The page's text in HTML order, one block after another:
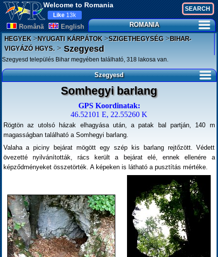
Welcome to Romania
Românã English
Like 13k
ROMANIA
HEGYEK>NYUGATI KÁRPÁTOK>SZIGETHEGYSÉG>BIHAR-
VIGYÁZÓ HGYS. >Szegyesd
Szegyesd település Bihar megyében található, 318 lakosa van.
Szegyesd
Somhegyi barlang
GPS Koordinatak:
46.52101 E, 22.55260 K
Rögtön az utolsó házak elhagyása után, a patak bal partján, 140 m
magasságban található a Somhegyi barlang.
Valaha a piciny bejárat mögött egy szép kis barlang rejtőzött. Védett
övezetté nyilvánították, rács került a bejárat elé, ennek ellenére a
képződményeket összetörték. A képeken is látható a pusztítás mértéke.